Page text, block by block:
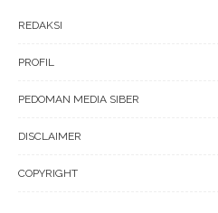
REDAKSI
PROFIL
PEDOMAN MEDIA SIBER
DISCLAIMER
COPYRIGHT